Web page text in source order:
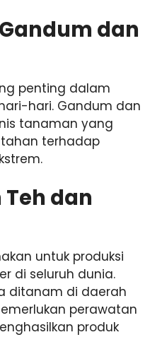
dan
penting dalam
hari. Gandum dan
tanaman yang
terhadap
Teh dan
untuk produksi
di seluruh dunia.
ditanam di daerah
perawatan
produk